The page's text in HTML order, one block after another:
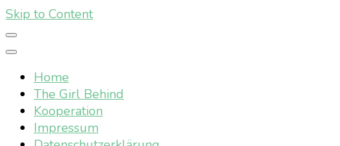
Skip to Content
Home
The Girl Behind
Kooperation
Impressum